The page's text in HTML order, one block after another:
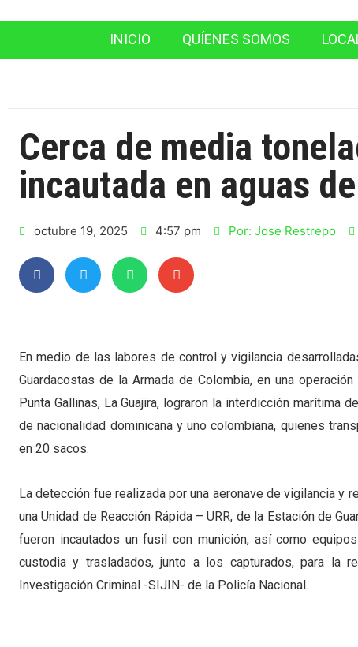
INICIO QUÍENES SOMOS
Cerca de media
incautada en aguas
octubre 19, 2025 4:57 pm Por: Jose Restrepo
En medio de las labores de control y vigilancia
Guardacostas de la Armada de Colombia, en una
Punta Gallinas, La Guajira, lograron la interdicción marítima
de nacionalidad dominicana y uno colombiana, quienes
en 20 sacos.
La detección fue realizada por una aeronave de vigilancia y
una Unidad de Reacción Rápida – URR, de la Estación de
fueron incautados un fusil con munición, así como
custodia y trasladados, junto a los capturados, para la
Investigación Criminal -SIJIN- de la Policía Nacional.